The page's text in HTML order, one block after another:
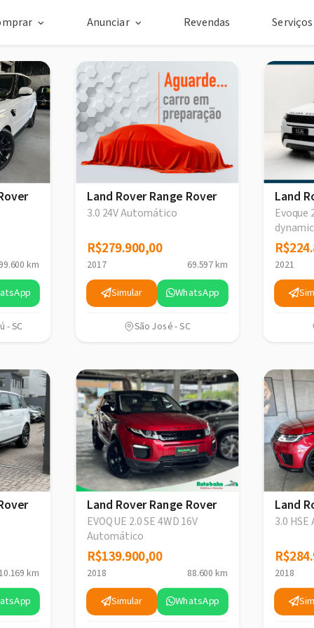
Anunciar Revendas
99.600 km
- SC
Land Rover Range Rover
3.0 24V Automático
R$279.900,00
R$279.900,00
2017 69.597 km
Simular WhatsApp
São José - SC
Land
Evoque
2021
km
Land Rover Range Rover
EVOQUE 2.0 SE 4WD 16V
Automático
R$139.900,00
R$139.900,00
2018 88.600 km
Simular WhatsApp
Land
3.0
2018